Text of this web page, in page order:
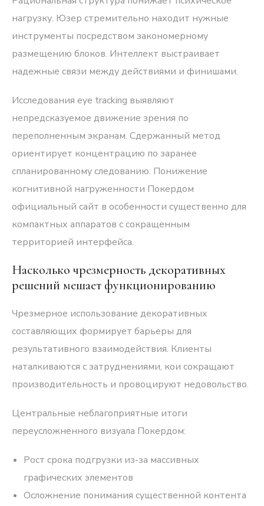
нагрузку. Юзер стремительно находит нужные
инструменты посредством закономерному
размещению блоков. Интеллект выстраивает
надежные связи между действиями и финишами.
Исследования eye tracking выявляют
непредсказуемое движение зрения по
переполненным экранам. Сдержанный метод
ориентирует концентрацию по заранее
спланированному следованию. Понижение
когнитивной нагруженности Покердом
официальный сайт в особенности существенно для
компактных аппаратов с сокращенным
территорией интерфейса.
Насколько чрезмерность декоративных
решений мешает функционированию
Чрезмерное использование декоративных
составляющих формирует барьеры для
результативного взаимодействия. Клиенты
наталкиваются с затруднениями, кои сокращают
производительность и провоцируют недовольство.
Центральные неблагоприятные итоги
переусложненного визуала Покердом:
Рост срока подгрузки из-за массивных
графических элементов
Осложнение понимания существенной контента